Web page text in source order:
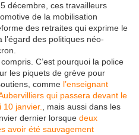
décembre, ces travailleurs
de la mobilisation
des retraites qui exprime le
des politiques néo-
C’est pourquoi la police
les piquets de grève pour
comme l’enseignant
qui passera devant le
10 janvier., mais aussi dans les
dernier lorsque deux
avoir été sauvagement